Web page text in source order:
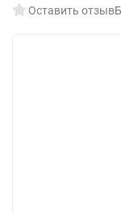
Оставить отзыв